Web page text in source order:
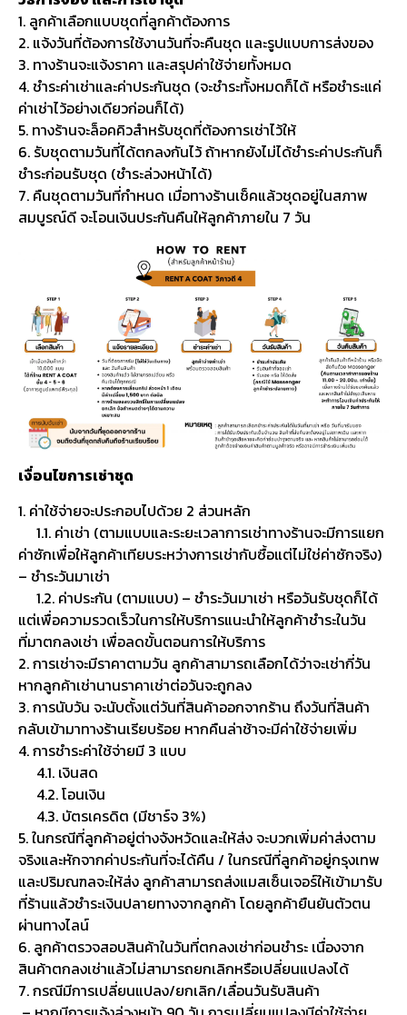
1. ลูกค้าเลือกแบบชุดที่ลูกค้าต้องการ
2. แจ้งวันที่ต้องการใช้งานวันที่จะคืนชุด และรูปแบบการส่งของ
3. ทางร้านจะแจ้งราคา และสรุปค่าใช้จ่ายทั้งหมด
4. ชำระค่าเช่าและค่าประกันชุด (จะชำระทั้งหมดก็ได้ หรือชำระแค่
ค่าเช่าไว้อย่างเดียวก่อนก็ได้)
5. ทางร้านจะล็อคคิวสำหรับชุดที่ต้องการเช่าไว้ให้
6. รับชุดตามวันที่ได้ตกลงกันไว้ ถ้าหากยังไม่ได้ชำระค่าประกันก็
ชำระก่อนรับชุด (ชำระล่วงหน้าได้)
7. คืนชุดตามวันที่กำหนด เมื่อทางร้านเช็คแล้วชุดอยู่ในสภาพ
สมบูรณ์ดี จะโอนเงินประกันคืนให้ลูกค้าภายใน 7 วัน
เงื่อนไขการเช่าชุด
1. ค่าใช้จ่ายจะประกอบไปด้วย 2 ส่วนหลัก
1.1. ค่าเช่า (ตามแบบและระยะเวลาการเช่าทางร้านจะมีการแยก
ค่าซักเพื่อให้ลูกค้าเทียบระหว่างการเช่ากับซื้อแต่ไม่ใช่ค่าซักจริง)
– ชำระวันมาเช่า
1.2. ค่าประกัน (ตามแบบ) – ชำระวันมาเช่า หรือวันรับชุดก็ได้
แต่เพื่อความรวดเร็วในการให้บริการแนะนำให้ลูกค้าชำระในวัน
ที่มาตกลงเช่า เพื่อลดขั้นตอนการให้บริการ
2. การเช่าจะมีราคาตามวัน ลูกค้าสามารถเลือกได้ว่าจะเช่ากี่วัน
หากลูกค้าเช่านานราคาเช่าต่อวันจะถูกลง
3. การนับวัน จะนับตั้งแต่วันที่สินค้าออกจากร้าน ถึงวันที่สินค้า
กลับเข้ามาทางร้านเรียบร้อย หากคืนล่าช้าจะมีค่าใช้จ่ายเพิ่ม
4. การชำระค่าใช้จ่ายมี 3 แบบ
4.1. เงินสด
4.2. โอนเงิน
4.3. บัตรเครดิต (มีชาร์จ 3%)
5. ในกรณีที่ลูกค้าอยู่ต่างจังหวัดและให้ส่ง จะบวกเพิ่มค่าส่งตาม
จริงและหักจากค่าประกันที่จะได้คืน / ในกรณีที่ลูกค้าอยู่กรุงเทพ
และปริมณฑลจะให้ส่ง ลูกค้าสามารถส่งแมสเซ็นเจอร์ให้เข้ามารับ
ที่ร้านแล้วชำระเงินปลายทางจากลูกค้า โดยลูกค้ายืนยันตัวตน
ผ่านทางไลน์
6. ลูกค้าตรวจสอบสินค้าในวันที่ตกลงเช่าก่อนชำระ เนื่องจาก
สินค้าตกลงเช่าแล้วไม่สามารถยกเลิกหรือเปลี่ยนแปลงได้
7. กรณีมีการเปลี่ยนแปลง/ยกเลิก/เลื่อนวันรับสินค้า